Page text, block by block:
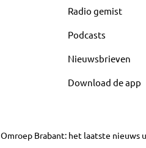
Radio gemist
Podcasts
Nieuwsbrieven
Download de app
Omroep Brabant: het laatste